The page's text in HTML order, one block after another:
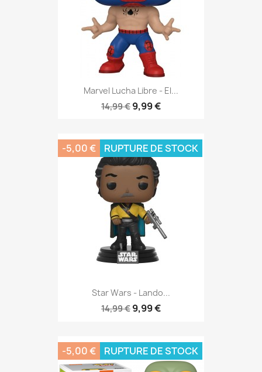
Marvel Lucha Libre - El...
14,99 € 9,99 €
Star Wars - Lando...
14,99 € 9,99 €
-5,00 € RUPTURE DE STOCK
-5,00 € RUPTURE DE STOCK